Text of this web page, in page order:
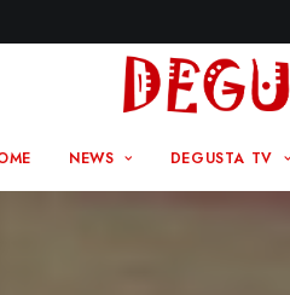
NEWS DEGUSTA TV